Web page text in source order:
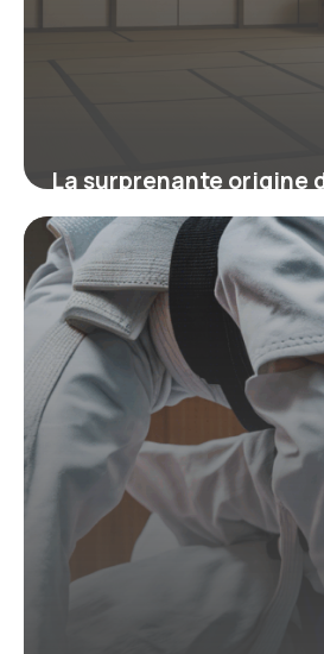
La surprenante origine
japonais révélée :
dimensions façonnent
et vos arts martiaux
11 septembre 2025